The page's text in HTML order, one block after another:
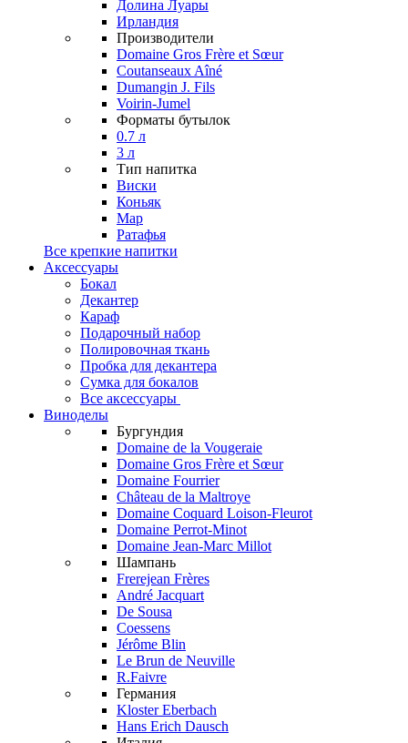
Долина Луары
Ирландия
Производители
Domaine Gros Frère et Sœur
Coutanseaux Aîné
Dumangin J. Fils
Voirin-Jumel
Форматы бутылок
0.7 л
3 л
Тип напитка
Виски
Коньяк
Мар
Ратафья
Все крепкие напитки
Аксессуары
Бокал
Декантер
Караф
Подарочный набор
Полировочная ткань
Пробка для декантера
Сумка для бокалов
Все аксессуары
Виноделы
Бургундия
Domaine de la Vougeraie
Domaine Gros Frère et Sœur
Domaine Fourrier
Château de la Maltroye
Domaine Coquard Loison-Fleurot
Domaine Perrot-Minot
Domaine Jean-Marc Millot
Шампань
Frerejean Frères
André Jacquart
De Sousa
Coessens
Jérôme Blin
Le Brun de Neuville
R.Faivre
Германия
Kloster Eberbach
Hans Erich Dausch